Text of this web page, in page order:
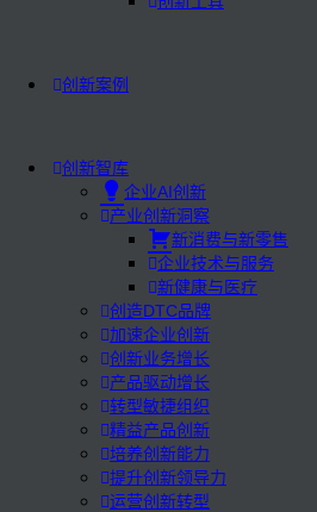
创新案例
创新智库
企业AI创新
产业创新洞察
新消费与新零售
企业技术与服务
新健康与医疗
创造DTC品牌
加速企业创新
创新业务增长
产品驱动增长
转型敏捷组织
精益产品创新
培养创新能力
提升创新领导力
运营创新转型